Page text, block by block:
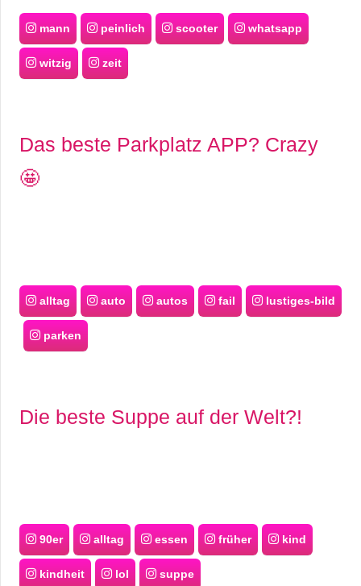
mann peinlich scooter whatsapp
witzig zeit
Das beste Parkplatz APP? Crazy
🤩
alltag auto autos fail lustiges-bild
parken
Die beste Suppe auf der Welt?!
90er alltag essen früher kind
kindheit lol suppe